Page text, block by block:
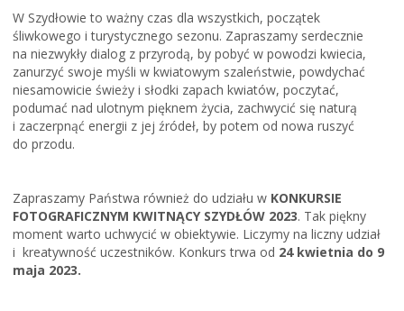
W Szydłowie to ważny czas dla wszystkich, początek
śliwkowego i turystycznego sezonu. Zapraszamy serdecznie
na niezwykły dialog z przyrodą, by pobyć w powodzi kwiecia,
zanurzyć swoje myśli w kwiatowym szaleństwie, powdychać
niesamowicie świeży i słodki zapach kwiatów, poczytać,
podumać nad ulotnym pięknem życia, zachwycić się naturą
i zaczerpnąć energii z jej źródeł, by potem od nowa ruszyć
do przodu.
Zapraszamy Państwa również do udziału w KONKURSIE
FOTOGRAFICZNYM KWITNĄCY SZYDŁÓW 2023. Tak piękny
moment warto uchwycić w obiektywie. Liczymy na liczny udział
i kreatywność uczestników. Konkurs trwa od 24 kwietnia do 9
maja 2023.